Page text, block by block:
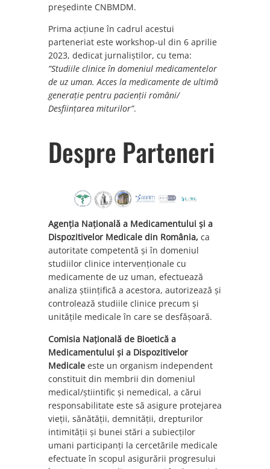
președinte CNBMDM.
Prima acțiune în cadrul acestui
parteneriat este workshop-ul din 6 aprilie
2023, dedicat jurnaliștilor, cu tema:
”Studiile clinice în domeniul medicamentelor
de uz uman. Acces la medicamente de ultimă
generație pentru pacienții români/
Desființarea miturilor”.
Despre Parteneri
Agenția Națională a Medicamentului și a
Dispozitivelor Medicale din România, ca
autoritate competentă și în domeniul
studiilor clinice intervenționale cu
medicamente de uz uman, efectuează
analiza științifică a acestora, autorizează şi
controlează studiile clinice precum și
unitățile medicale în care se desfășoară.
Comisia Națională de Bioetică a
Medicamentului și a Dispozitivelor
Medicale este un organism independent
constituit din membrii din domeniul
medical/știintific și nemedical, a cărui
responsabilitate este să asigure protejarea
vieții, sănătății, demnității, drepturilor
intimității și bunei stări a subiecților
umani participanți la cercetările medicale
efectuate în scopul asigurării progresului